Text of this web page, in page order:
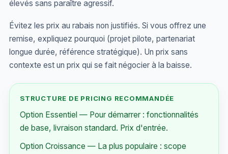
élevés sans paraître agressif.
Évitez les prix au rabais non justifiés. Si vous offrez une
remise, expliquez pourquoi (projet pilote, partenariat
longue durée, référence stratégique). Un prix sans
contexte est un prix qui se fait négocier à la baisse.
STRUCTURE DE PRICING RECOMMANDÉE
Option Essentiel — Pour démarrer : fonctionnalités
de base, livraison standard. Prix d'entrée.
Option Croissance — La plus populaire : scope